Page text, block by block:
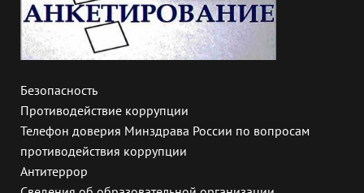
Безопасность
Противодействие коррупции
Телефон доверия Минздрава России по вопросам
противодействия коррупции
Антитеррор